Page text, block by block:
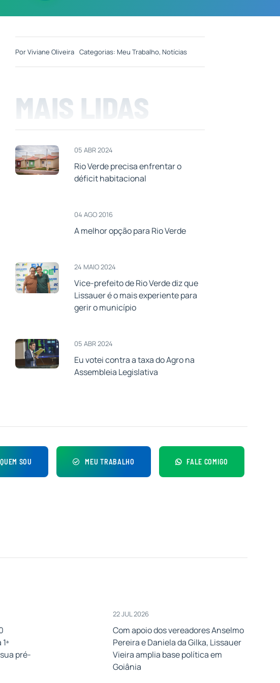
PorViviane Oliveira Categorias: Meu Trabalho, Notícias
MAIS LIDAS
05 ABR 2024
Rio Verde precisa enfrentar o
déficit habitacional
04 AGO 2016
A melhor opção para Rio Verde
24 MAIO 2024
Vice-prefeito de Rio Verde diz que
Lissauer é o mais experiente para
gerir o município
05 ABR 2024
Eu votei contra a taxa do Agro na
Assembleia Legislativa
QUEM SOU MEU TRABALHO FALE COMIGO
pré-
22 JUL 2026
Com apoio dos vereadores Anselmo
Pereira e Daniela da Gilka, Lissauer
Vieira amplia base política em
Goiânia